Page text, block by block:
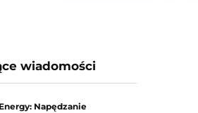
wiadomości
Napędzanie